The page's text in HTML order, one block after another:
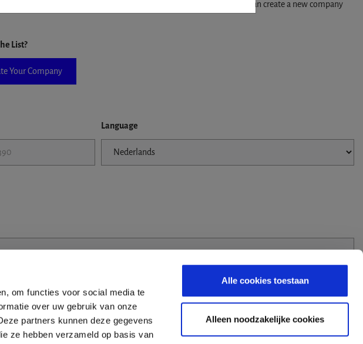
om functies voor social media te
over uw gebruik van onze
partners kunnen deze gegevens
ze hebben verzameld op basis van
Alle cookies toestaan
Alleen noodzakelijke cookies
the form. If you don't find your company in our database, you can create a new company
List?
Your Company
Language